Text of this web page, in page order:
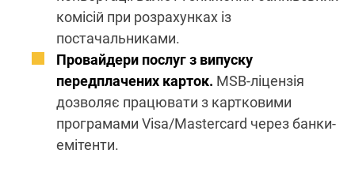
комісій при розрахунках із
постачальниками.
Провайдери послуг з випуску
передплачених карток. MSB-ліцензія
дозволяє працювати з картковими
програмами Visa/Mastercard через банки-
емітенти.